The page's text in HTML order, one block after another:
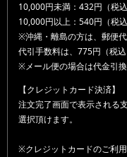
10,000円未満：432円（税込
10,000円以上：540円（税込
※沖縄・離島の方は、郵便
代引手数料は、775円（税込
※メール便の場合は代金引換
【クレジットカード決済】
注文完了画面で表示される
選択頂けます。
※クレジットカードのご利